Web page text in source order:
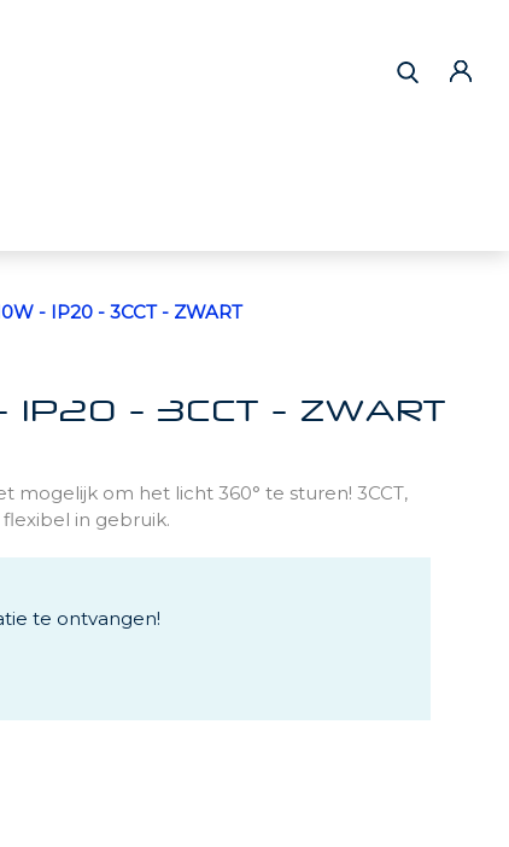
- IP20 - 3CCT - ZWART
IP20 - 3CCT - ZWART
om het licht 360° te sturen! 3CCT,
in gebruik.
te ontvangen!